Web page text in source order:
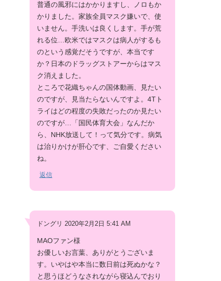
普通の風邪にはかかりますし、ノロもか
かりました。家族全員マスク嫌いで、使
いません。手洗いは良くします。手が荒
れる位…欧米ではマスクは病人がするも
のという感覚だそうですが、本当です
か？日本のドラッグストアーからはマス
ク消えました。
ところで花織ちゃんの国体動画、見たい
のですが、見当たらないんですよ。4Tト
ライはどの程度の失敗だったのか見たい
のですが…「国民体育大会」なんだか
ら、NHK放送して！って気分です。病気
は治りかけが肝心です、ご自愛ください
ね。
返信
ドングリ 2020年2月2日 5:41 AM
MAOファン様
お優しいお言葉、ありがとうございま
す。いやはや本当に数日前は死ぬかな？
と思うほどうなされながら寝込んでおり